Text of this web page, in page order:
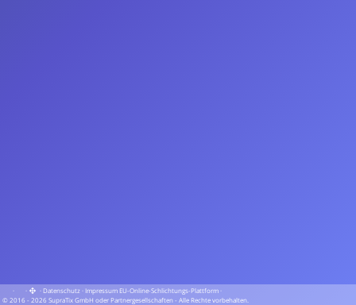
· · ·Datenschutz ·Impressum EU-Online-Schlichtungs-Plattform ·
© 2016 - 2026 SupraTix GmbH oder Partnergesellschaften - Alle Rechte vorbehalten.